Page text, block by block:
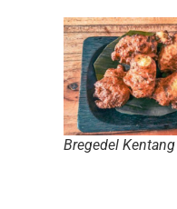
Bregedel Kentang